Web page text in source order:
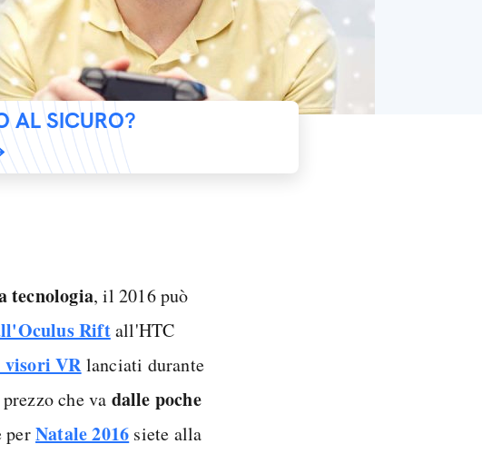
AL SICURO?
tecnologia, il 2016 può
Riftall'HTC
VRlanciati durante
che va dalle poche
perNatale 2016 siete alla